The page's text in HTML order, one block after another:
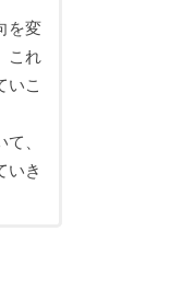
を変
これ
いこ
て、
いき